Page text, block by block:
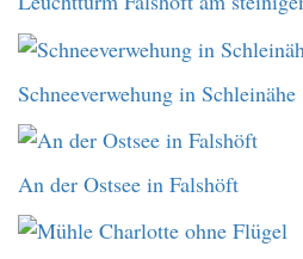
Schneeverwehung in Schleinähe
An der Ostsee in Falshöft